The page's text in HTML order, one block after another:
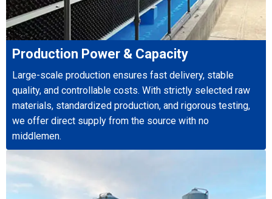
Production Power & Capacity
Large-scale production ensures fast delivery, stable
quality, and controllable costs. With strictly selected raw
materials, standardized production, and rigorous testing,
we offer direct supply from the source with no
middlemen.